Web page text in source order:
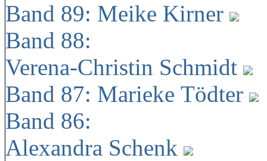
Band 89: Meike Kirner
Band 88:
Verena-Christin Schmidt
Band 87: Marieke Tödter
Band 86:
Alexandra Schenk